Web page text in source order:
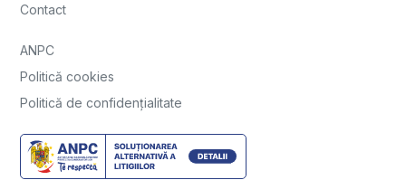
Contact
ANPC
Politică cookies
Politică de confidențialitate